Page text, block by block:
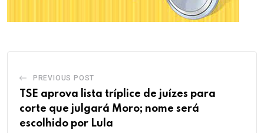
PREVIOUS POST
TSE aprova lista tríplice de juízes para
corte que julgará Moro; nome será
escolhido por Lula